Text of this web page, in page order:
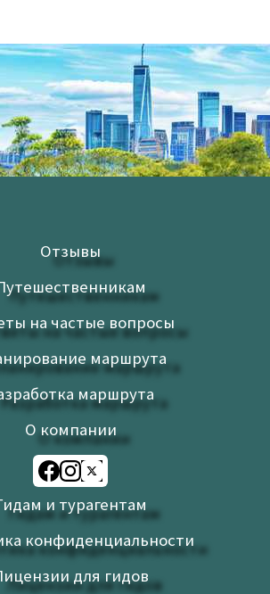
Отзывы
на частые вопросы
маршрута
маршрута
О компании
и турагентам
конфиденциальности
для гидов